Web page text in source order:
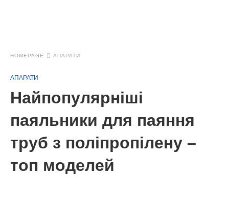
HOMEPAGE АПАРАТИ
АПАРАТИ
Найпопулярніші
паяльники для паяння
труб з поліпропілену –
топ моделей